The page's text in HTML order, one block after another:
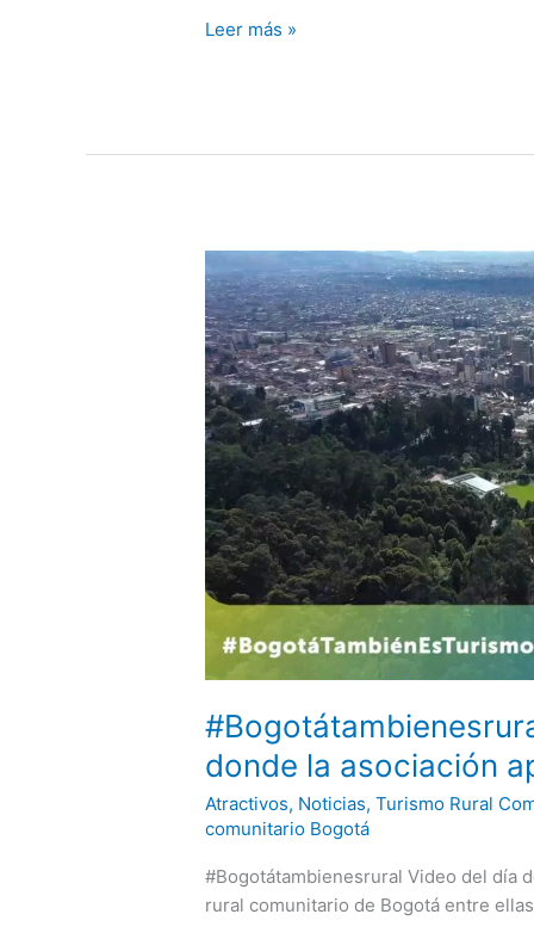
¿Qué
en
Bogotá?
Leer más »
donde la asociación
Atractivos, Noticias,Turismo Rural
comunitario Bogotá
#Bogotátambienesrural Video del día
rural comunitario de Bogotá entre